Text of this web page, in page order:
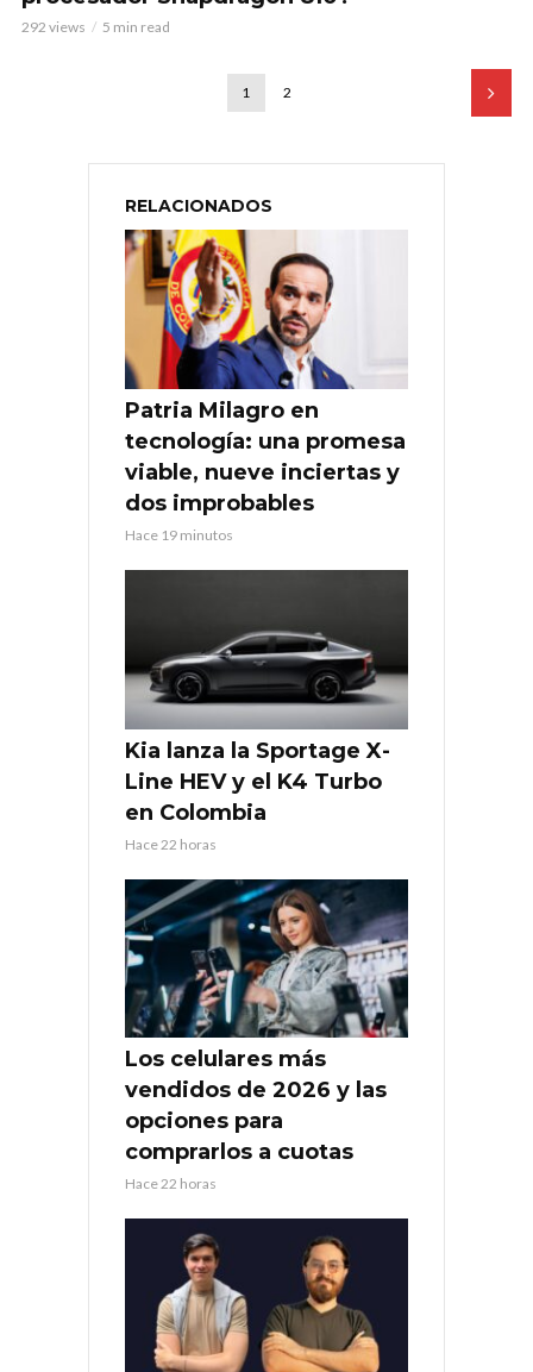
292 views 5 min read
1 2
RELACIONADOS
Patria Milagro en
tecnología: una promesa
viable, nueve inciertas y
dos improbables
Hace 19 minutos
Kia lanza la Sportage X-
Line HEV y el K4 Turbo
en Colombia
Hace 22 horas
Los celulares más
vendidos de 2026 y las
opciones para
comprarlos a cuotas
Hace 22 horas